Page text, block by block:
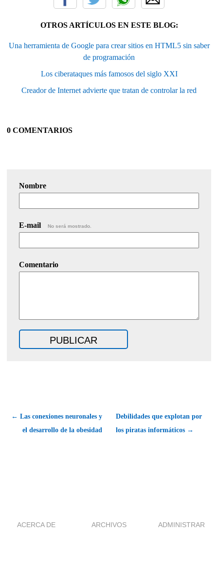
OTROS ARTÍCULOS EN ESTE BLOG:
Una herramienta de Google para crear sitios en HTML5 sin saber
de programación
Los ciberataques más famosos del siglo XXI
Creador de Internet advierte que tratan de controlar la red
0 COMENTARIOS
Nombre
E-mail No será mostrado.
Comentario
← Las conexiones neuronales y
el desarrollo de la obesidad
Debilidades que explotan por
los piratas informáticos →
ACERCA DE ARCHIVOS ADMINISTRAR